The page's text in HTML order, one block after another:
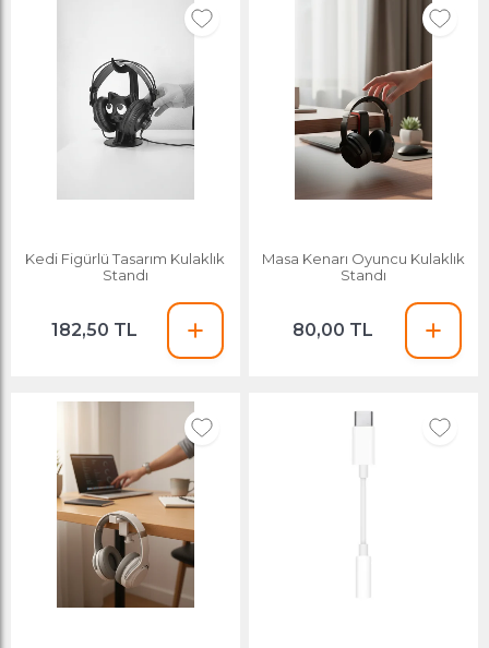
Kedi Figürlü Tasarım Kulaklık
Standı
182,50 TL
Masa Kenarı Oyuncu Kulaklık
Standı
80,00 TL